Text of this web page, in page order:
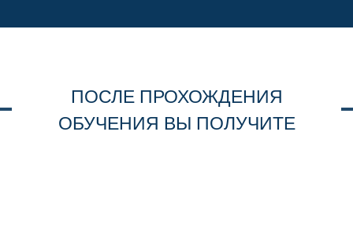
ПОСЛЕ ПРОХОЖДЕНИЯ
ОБУЧЕНИЯ ВЫ ПОЛУЧИТЕ